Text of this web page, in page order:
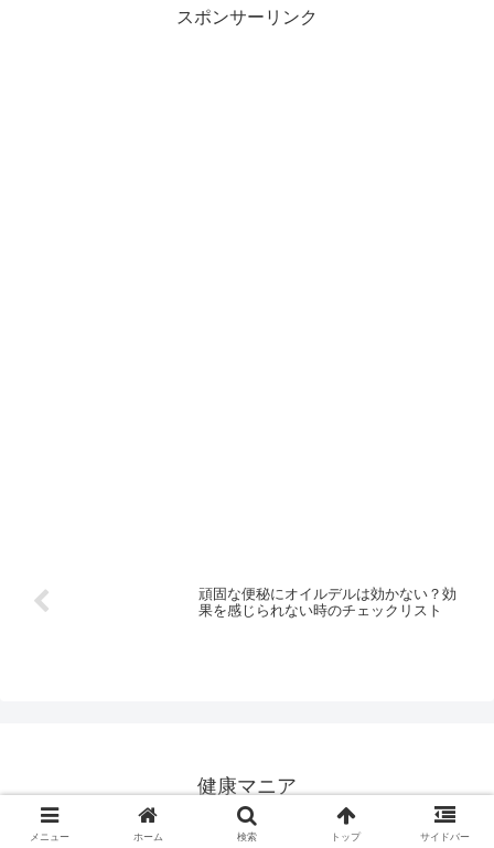
スポンサーリンク
頑固な便秘にオイルデルは効かない？効
果を感じられない時のチェックリスト
健康マニア
© 2013 健康マニア.
メニュー ホーム 検索 トップ サイドバー